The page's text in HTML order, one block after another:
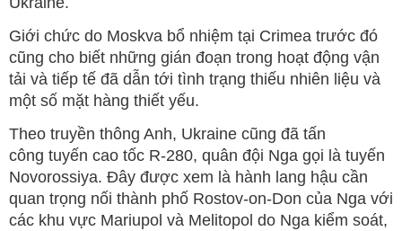
Giới chức do Moskva bổ nhiệm tại Crimea trước đó
cũng cho biết những gián đoạn trong hoạt động vận
tải và tiếp tế đã dẫn tới tình trạng thiếu nhiên liệu và
một số mặt hàng thiết yếu.
Theo truyền thông Anh, Ukraine cũng đã tấn
công tuyến cao tốc R-280, quân đội Nga gọi là tuyến
Novorossiya. Đây được xem là hành lang hậu cần
quan trọng nối thành phố Rostov-on-Don của Nga với
các khu vực Mariupol và Melitopol do Nga kiểm soát,